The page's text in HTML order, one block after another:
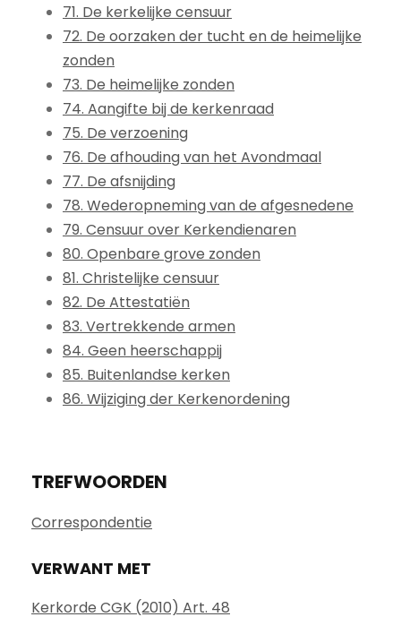
71. De kerkelijke censuur
72. De oorzaken der tucht en de heimelijke
zonden
73. De heimelijke zonden
74. Aangifte bij de kerkenraad
75. De verzoening
76. De afhouding van het Avondmaal
77. De afsnijding
78. Wederopneming van de afgesnedene
79. Censuur over Kerkendienaren
80. Openbare grove zonden
81. Christelijke censuur
82. De Attestatiën
83. Vertrekkende armen
84. Geen heerschappij
85. Buitenlandse kerken
86. Wijziging der Kerkenordening
TREFWOORDEN
Correspondentie
VERWANT MET
Kerkorde CGK (2010) Art. 48